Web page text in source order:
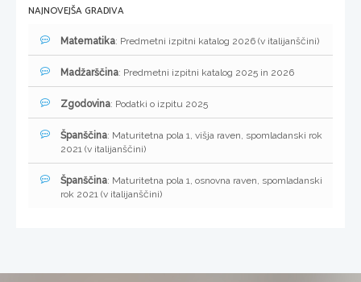
NAJNOVEJŠA GRADIVA
Matematika: Predmetni izpitni katalog 2026 (v italijanščini)
Madžarščina: Predmetni izpitni katalog 2025 in 2026
Zgodovina: Podatki o izpitu 2025
Španščina: Maturitetna pola 1, višja raven, spomladanski rok
2021 (v italijanščini)
Španščina: Maturitetna pola 1, osnovna raven, spomladanski
rok 2021 (v italijanščini)